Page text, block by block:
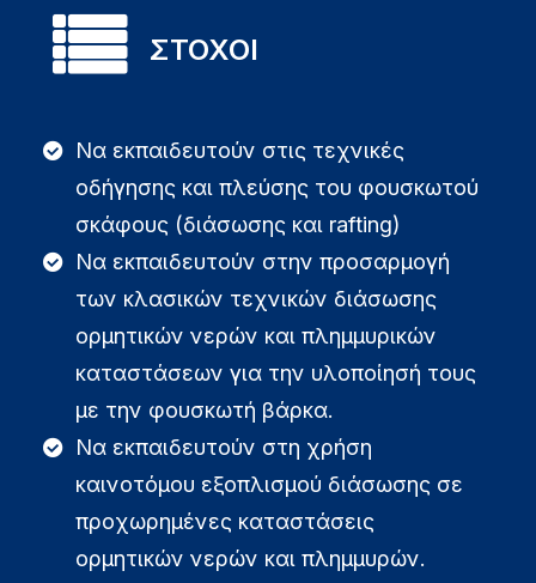
ΣΤΟΧΟΙ
Να εκπαιδευτούν στις τεχνικές
οδήγησης και πλεύσης του φουσκωτού
σκάφους (διάσωσης και rafting)
Να εκπαιδευτούν στην προσαρμογή
των κλασικών τεχνικών διάσωσης
ορμητικών νερών και πλημμυρικών
καταστάσεων για την υλοποίησή τους
με την φουσκωτή βάρκα.
Να εκπαιδευτούν στη χρήση
καινοτόμου εξοπλισμού διάσωσης σε
προχωρημένες καταστάσεις
ορμητικών νερών και πλημμυρών.